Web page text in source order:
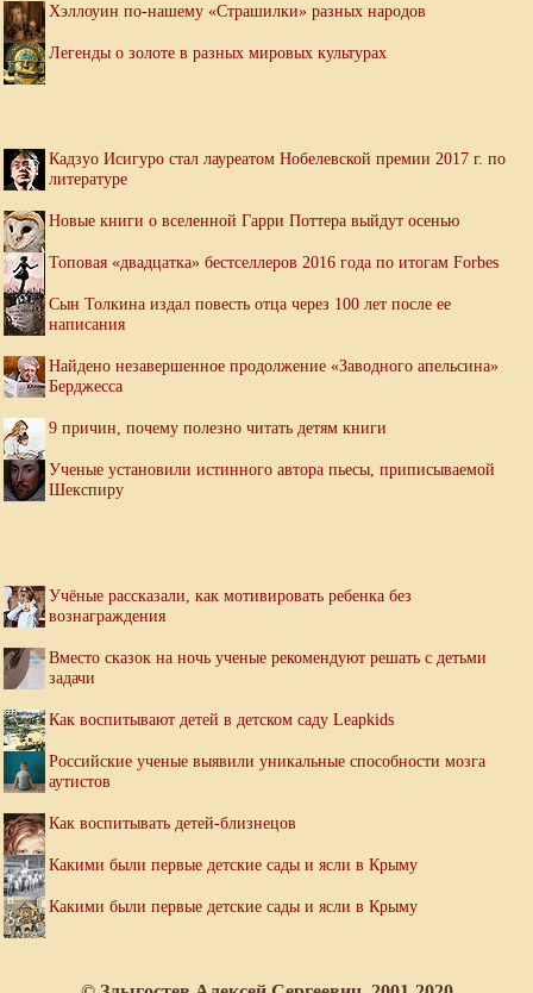
Хэллоуин по-нашему «Страшилки» разных народов
Легенды о золоте в разных мировых культурах
Кадзуо Исигуро стал лауреатом Нобелевской премии 2017 г. по
литературе
Новые книги о вселенной Гарри Поттера выйдут осенью
Топовая «двадцатка» бестселлеров 2016 года по итогам Forbes
Сын Толкина издал повесть отца через 100 лет после ее
написания
Найдено незавершенное продолжение «Заводного апельсина»
Берджесса
9 причин, почему полезно читать детям книги
Ученые установили истинного автора пьесы, приписываемой
Шекспиру
Учёные рассказали, как мотивировать ребенка без
вознаграждения
Вместо сказок на ночь ученые рекомендуют решать с детьми
задачи
Как воспитывают детей в детском саду Leapkids
Российские ученые выявили уникальные способности мозга
аутистов
Как воспитывать детей-близнецов
Какими были первые детские сады и ясли в Крыму
Какими были первые детские сады и ясли в Крыму